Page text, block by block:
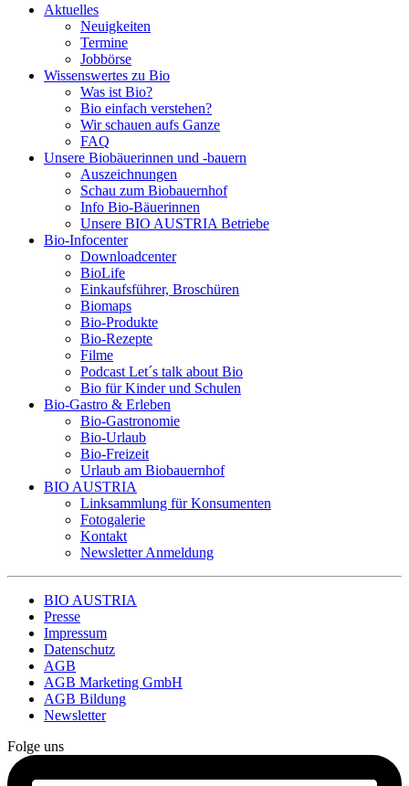
Aktuelles
Neuigkeiten
Termine
Jobbörse
Wissenswertes zu Bio
Was ist Bio?
Bio einfach verstehen?
Wir schauen aufs Ganze
FAQ
Unsere Biobäuerinnen und -bauern
Auszeichnungen
Schau zum Biobauernhof
Info Bio-Bäuerinnen
Unsere BIO AUSTRIA Betriebe
Bio-Infocenter
Downloadcenter
BioLife
Einkaufsführer, Broschüren
Biomaps
Bio-Produkte
Bio-Rezepte
Filme
Podcast Let´s talk about Bio
Bio für Kinder und Schulen
Bio-Gastro & Erleben
Bio-Gastronomie
Bio-Urlaub
Bio-Freizeit
Urlaub am Biobauernhof
BIO AUSTRIA
Linksammlung für Konsumenten
Fotogalerie
Kontakt
Newsletter Anmeldung
BIO AUSTRIA
Presse
Impressum
Datenschutz
AGB
AGB Marketing GmbH
AGB Bildung
Newsletter
Folge uns